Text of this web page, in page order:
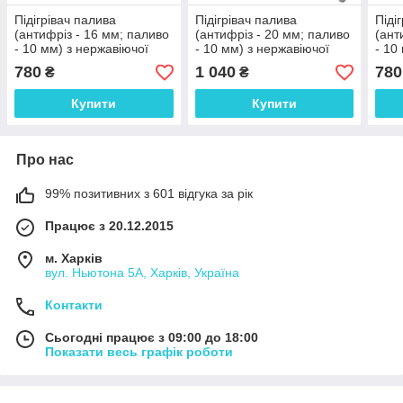
Підігрівач палива
(антифріз - 16 мм; паливо
- 10 мм) з нержавіючої
780 ₴
Купити
Підігрівач палива
(антифріз - 20 мм; паливо
- 10 мм) з нержавіючої
1 040₴
Купити
- 10
780
Про нас
99% позитивних з 601 відгука за рік
Працює з 20.12.2015
м. Харків
вул. Ньютона 5А, Харків, Україна
Контакти
Сьогодні працює з 09:00 до 18:00
Показати весь графік роботи